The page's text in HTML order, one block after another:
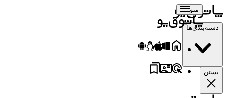
منو